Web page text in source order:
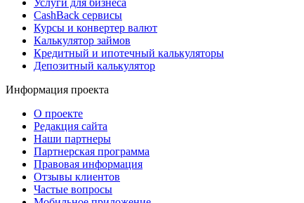
Услуги для бизнеса
CashBack сервисы
Курсы и конвертер валют
Калькулятор займов
Кредитный и ипотечный калькуляторы
Депозитный калькулятор
Информация проекта
О проекте
Редакция сайта
Наши партнеры
Партнерская программа
Правовая информация
Отзывы клиентов
Частые вопросы